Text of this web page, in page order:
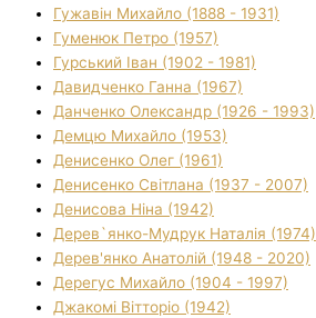
Гужавін Михайло (1888 - 1931)
Гуменюк Петро (1957)
Гурський Іван (1902 - 1981)
Давидченко Ганна (1967)
Данченко Олександр (1926 - 1993)
Демцю Михайло (1953)
Денисенко Олег (1961)
Денисенко Світлана (1937 - 2007)
Денисова Ніна (1942)
Дерев`янко-Мудрук Наталія (1974)
Дерев'янко Анатолій (1948 - 2020)
Дерегус Михайло (1904 - 1997)
Джакомі Вітторіо (1942)